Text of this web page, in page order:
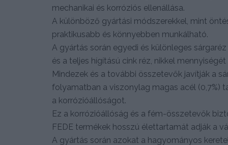
mechanikai és korróziós ellenállása.
A különböző gyártási módszerekkel, mint
praktikusabb és könnyebben munkálható.
A gyártás során egyedi és különleges
és a teljes hígítású cink réz, nikkel
Mindezek és a további összetevők javítják a
folyamatban a viszonylag magas acél (0,7%)
a korrózióállóságot.
Ez a korrózióállóság és a fém-összetevők
FEDE termékek hosszú élettartamát adják a
A gyártás során azokat a hagyományos